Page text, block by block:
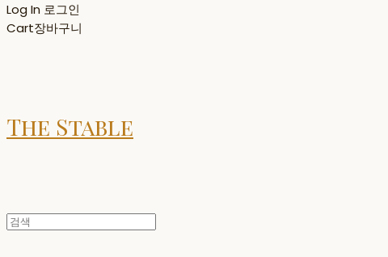
Log In 로그인
Cart장바구니
The Stable